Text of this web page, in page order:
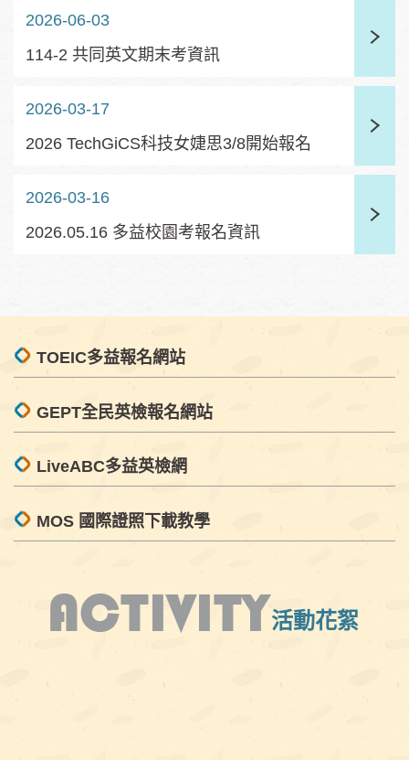
114-2 共同英文期末考資訊
2026-06-03
2026 TechGiCS科技女婕思3/8開始報名
2026-03-17
2026.05.16 多益校園考報名資訊
2026-03-16
TOEIC多益報名網站
GEPT全民英檢報名網站
LiveABC多益英檢網
MOS 國際證照下載教學
活動花絮